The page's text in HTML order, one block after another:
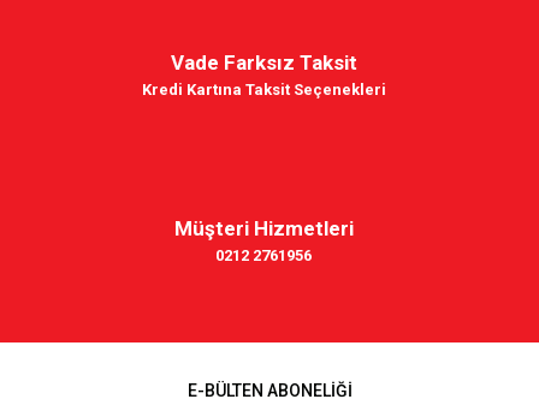
Vade Farksız Taksit
Kredi Kartına Taksit Seçenekleri
Müşteri Hizmetleri
0212 2761956
E-BÜLTEN ABONELİĞİ